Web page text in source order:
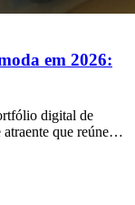
em 2026:
digital de
que reúne